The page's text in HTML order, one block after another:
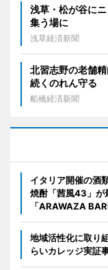
浅草・松が谷に
集う場に
浅草経済新聞
北習志野の老舗
続くのれん守る
船橋経済新聞
イタリア開催の酒
焼酎「茜風43」が
「ARAWAZA
地域活性化に取り
らいカレッジ実証事